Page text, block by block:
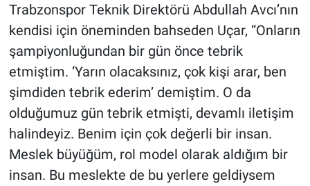
Trabzonspor Teknik Direktörü Abdullah Avcı’nın
kendisi için öneminden bahseden Uçar, “Onların
şampiyonluğundan bir gün önce tebrik
etmiştim. ‘Yarın olacaksınız, çok kişi arar, ben
şimdiden tebrik ederim’ demiştim. O da
olduğumuz gün tebrik etmişti, devamlı iletişim
halindeyiz. Benim için çok değerli bir insan.
Meslek büyüğüm, rol model olarak aldığım bir
insan. Bu meslekte de bu yerlere geldiysem